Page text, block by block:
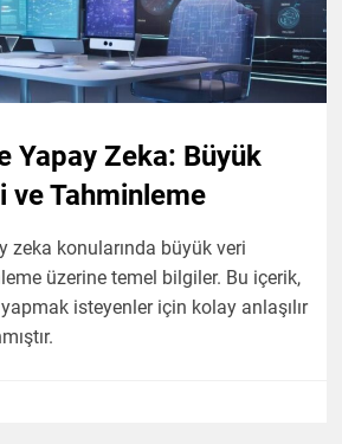
Yapay Zeka: Büyük
ve Tahminleme
zeka konularında büyük veri
üzerine temel bilgiler. Bu içerik,
isteyenler için kolay anlaşılır